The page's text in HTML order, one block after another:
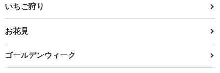
いちご狩り
お花見
ゴールデンウィーク